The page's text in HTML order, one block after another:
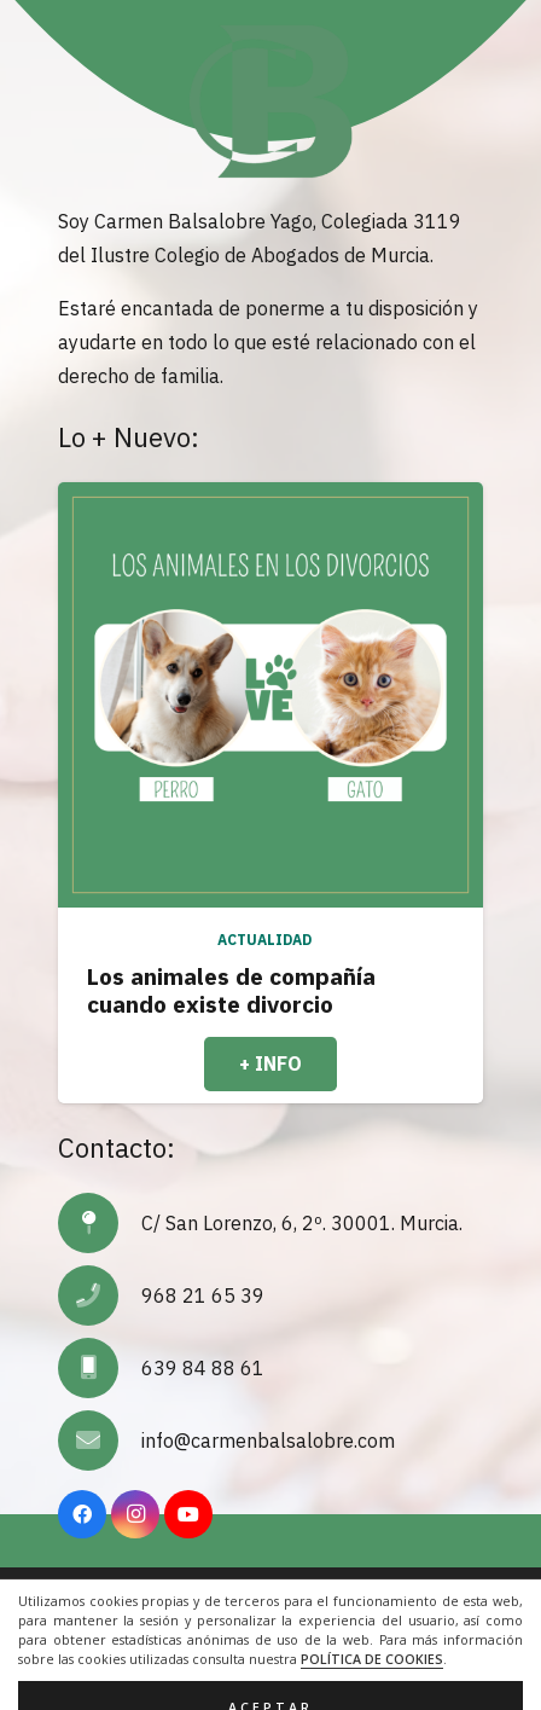
Utilizamos cookies propias y de terceros para el funcionamiento de esta web,
para mantener la sesión y personalizar la experiencia del usuario, así como
para obtener estadísticas anónimas de uso de la web. Para más información
sobre las cookies utilizadas consulta nuestra POLÍTICA DE COOKIES.
Soy Carmen Balsalobre Yago, Colegiada 3119
del Ilustre Colegio de Abogados de Murcia.
Estaré encantada de ponerme a tu disposición y
ayudarte en todo lo que esté relacionado con el
derecho de familia.
Lo + Nuevo:
ACTUALIDAD
Los animales de compañía
cuando existe divorcio
+ INFO
Contacto:
C/ San Lorenzo, 6, 2º. 30001. Murcia.
968 21 65 39
639 84 88 61
info@carmenbalsalobre.com
Inicio|Aviso Legal|Cookies|Contacto
© 2022 Todos los derechos reservados. Una web de
ACRILONIA